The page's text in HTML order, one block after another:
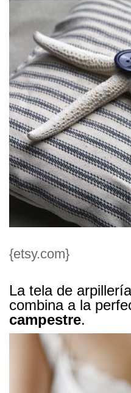
{etsy.com}
La tela de
combina a la
campestre.